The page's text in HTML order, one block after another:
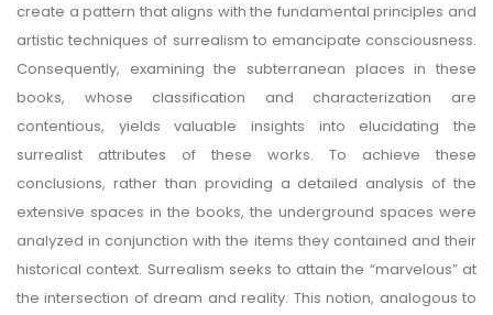
create a pattern that aligns with the fundamental principles and
artistic techniques of surrealism to emancipate consciousness.
Consequently, examining the subterranean places in these
books, whose classification and characterization are
contentious, yields valuable insights into elucidating the
surrealist attributes of these works. To achieve these
conclusions, rather than providing a detailed analysis of the
extensive spaces in the books, the underground spaces were
analyzed in conjunction with the items they contained and their
historical context. Surrealism seeks to attain the “marvelous” at
the intersection of dream and reality. This notion, analogous to